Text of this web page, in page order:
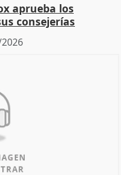
aprueba los
consejerías